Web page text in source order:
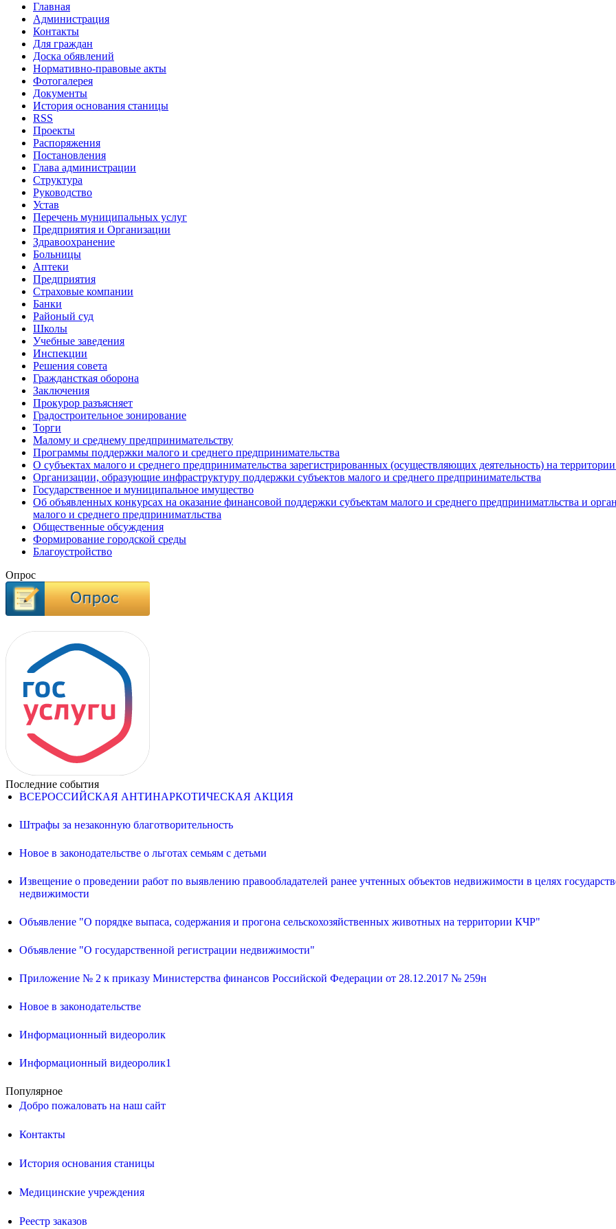
Главная
Администрация
Контакты
Для граждан
Доска обявлений
Нормативно-правовые акты
Фотогалерея
Документы
История основания станицы
RSS
Проекты
Распоряжения
Постановления
Глава администрации
Структура
Руководство
Устав
Перечень муниципальных услуг
Предприятия и Организации
Здравоохранение
Больницы
Аптеки
Предприятия
Страховые компании
Банки
Районый суд
Школы
Учебные заведения
Инспекции
Решения совета
Граждансткая оборона
Заключения
Прокурор разъясняет
Градостроительное зонирование
Торги
Малому и среднему предпринимательству
Программы поддержки малого и среднего предпринимательства
О субъектах малого и среднего предпринимательства зарегистрированных (осуществляющих деятельность) на
Организации, образующие инфраструктуру поддержки субъектов малого и среднего предпринимательства
Государственное и муниципальное имущество
Об объявленных конкурсах на оказание финансовой поддержки субъектам малого и среднего предприниматльства и
малого и среднего предприниматльства
Общественные обсуждения
Формирование городской среды
Благоустройство
Опрос
Последние события
ВСЕРОССИЙСКАЯ АНТИНАРКОТИЧЕСКАЯ АКЦИЯ
Штрафы за незаконную благотворительность
Новое в законодательстве о льготах семьям с детьми
Извещение о проведении работ по выявлению правообладателей ранее учтенных объектов недвижимости в целях
недвижимости
Объявление "О порядке выпаса, содержания и прогона сельскохозяйственных животных на территории КЧР"
Объявление "О государственной регистрации недвижимости"
Приложение № 2 к приказу Министерства финансов Российской Федерации от 28.12.2017 № 259н
Новое в законодательстве
Информационный видеоролик
Информационный видеоролик1
Популярное
Добро пожаловать на наш сайт
Контакты
История основания станицы
Медицинские учреждения
Реестр заказов